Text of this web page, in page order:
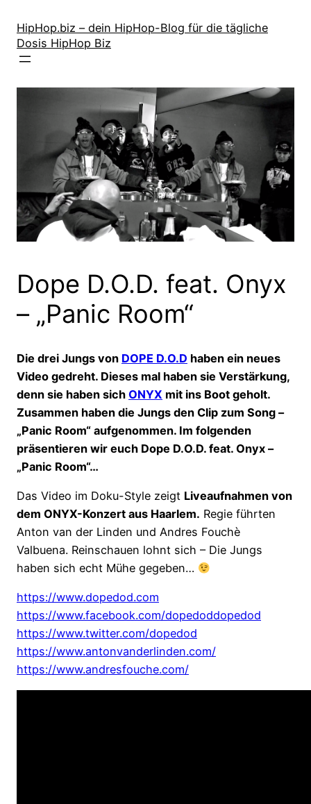
Inhalt
springen
HipHop.biz – dein HipHop-Blog für die tägliche
Dosis HipHop Biz
Dope D.O.D. feat. Onyx
– „Panic Room“
Die drei Jungs von DOPE D.O.D haben ein neues
Video gedreht. Dieses mal haben sie Verstärkung,
denn sie haben sich ONYX mit ins Boot geholt.
Zusammen haben die Jungs den Clip zum Song –
„Panic Room“ aufgenommen. Im folgenden
präsentieren wir euch Dope D.O.D. feat. Onyx –
„Panic Room“…
Das Video im Doku-Style zeigt Liveaufnahmen von
dem ONYX-Konzert aus Haarlem. Regie führten
Anton van der Linden und Andres Fouchè
Valbuena. Reinschauen lohnt sich – Die Jungs
haben sich echt Mühe gegeben…
https://www.dopedod.com
https://www.facebook.com/dopedoddopedod
https://www.twitter.com/dopedod
https://www.antonvanderlinden.com/
https://www.andresfouche.com/